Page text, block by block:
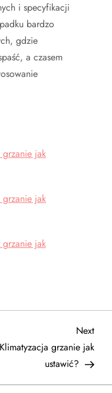
i specyfikacji
bardzo
gdzie
a czasem
grzanie jak
grzanie jak
grzanie jak
Next
Post
Next
Klimatyzacja grzanie jak
ustawić?